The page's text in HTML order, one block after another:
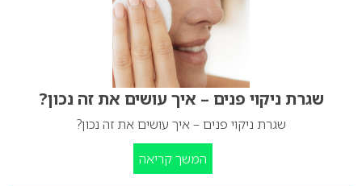
שגרת ניקוי פנים – איך עושים את זה נכון?
שגרת ניקוי פנים – איך עושים את זה נכון?
המשך קריאה